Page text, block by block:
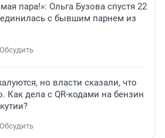
пара!»: Ольга Бузова спустя 22
с бывшим парнем из
Обсудить
но власти сказали, что
Как дела с QR-кодами на бензин
Обсудить